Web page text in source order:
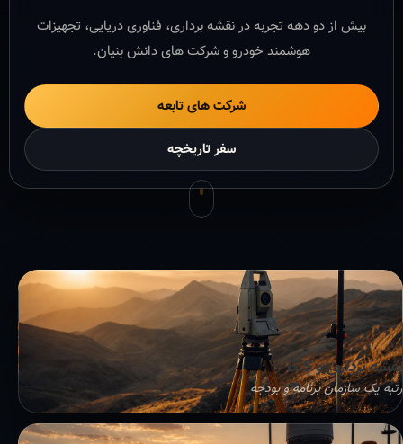
بیش از دو دهه تجربه در نقشه برداری، فناوری دریایی، تجهیزات
هوشمند خودرو و شرکت های دانش بنیان.
شرکت های تابعه
سفر تاریخچه
نقشه برداری و GIS
رتبه یک سازمان برنامه و بودجه